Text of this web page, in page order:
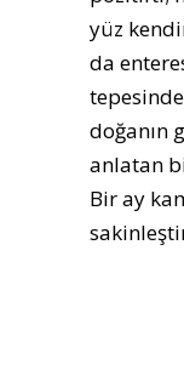
yüz
da
doğanın
anlatan
Bir ay